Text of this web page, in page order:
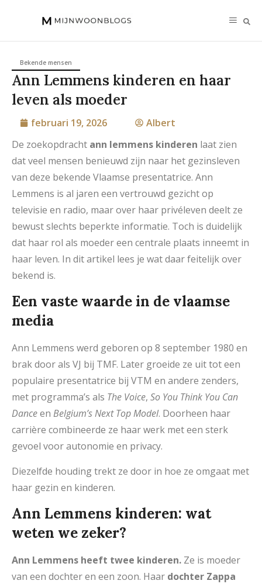
Bekende mensen
Ann Lemmens kinderen en haar
leven als moeder
februari 19, 2026
Albert
De zoekopdracht ann lemmens kinderen laat zien
dat veel mensen benieuwd zijn naar het gezinsleven
van deze bekende Vlaamse presentatrice. Ann
Lemmens is al jaren een vertrouwd gezicht op
televisie en radio, maar over haar privéleven deelt ze
bewust slechts beperkte informatie. Toch is duidelijk
dat haar rol als moeder een centrale plaats inneemt in
haar leven. In dit artikel lees je wat daar feitelijk over
bekend is.
Een vaste waarde in de vlaamse
media
Ann Lemmens werd geboren op 8 september 1980 en
brak door als VJ bij TMF. Later groeide ze uit tot een
populaire presentatrice bij VTM en andere zenders,
met programma’s als The Voice, So You Think You Can
Danceen Belgium’s Next Top Model. Doorheen haar
carrière combineerde ze haar werk met een sterk
gevoel voor autonomie en privacy.
Diezelfde houding trekt ze door in hoe ze omgaat met
haar gezin en kinderen.
Ann Lemmens kinderen: wat
weten we zeker?
Ann Lemmens heeft twee kinderen. Ze is moeder
van een dochter en een zoon. Haar dochter Zappa